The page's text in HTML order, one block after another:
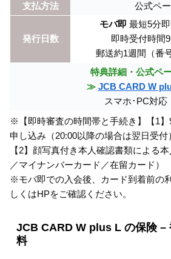
支払方法
公式ペ
発行日数
モバ即 最短5分
即時受付時間
郵送約1週間（番
特典詳細・公式ペ
≫ JCB CARD W
スマホ･PC対応
※【即時審査の時間帯と手続き】【1】
申し込み（20:00以降の場合は翌日受付
【2】顔写真付き本人確認書類による
／マイナンバーカード／在留カード）
※モバ即での入会後、カード到着前の
しくはHPをご確認ください。
JCB CARD W plus L の保険 –
料